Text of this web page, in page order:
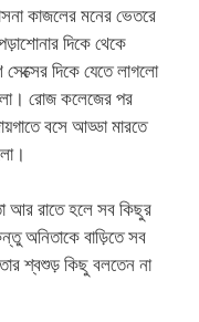
কাজলের মনের ভেতরে
দিকে থেকে
দিকে যেতে লাগলো
রোজ কলেজের পর
বসে আড্ডা মারতে
আর রাতে হলে সব কিছুর
অনিতাকে বাড়িতে সব
শ্বশুড় কিছু বলতেন না